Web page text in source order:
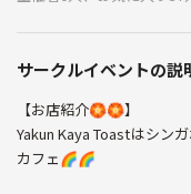
サークルイベントの説
【お店紹介🏵️🏵️】
Yakun Kaya Toastはシン
カフェ🌈🌈